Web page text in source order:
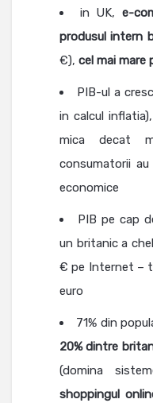
in UK, e-
produsul intern
€), cel mai mare
PIB-ul a
in calcul
mica decat
consumatorii
economice
PIB pe cap
un britanic a
€ pe Internet –
euro
71% din
20% dintre
(domina
shoppingul